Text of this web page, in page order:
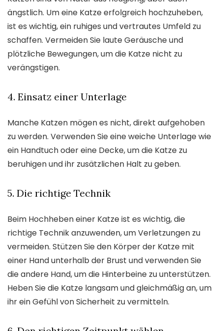
ängstlich. Um eine Katze erfolgreich hochzuheben,
ist es wichtig, ein ruhiges und vertrautes Umfeld zu
schaffen. Vermeiden Sie laute Geräusche und
plötzliche Bewegungen, um die Katze nicht zu
verängstigen.
4. Einsatz einer Unterlage
Manche Katzen mögen es nicht, direkt aufgehoben
zu werden. Verwenden Sie eine weiche Unterlage wie
ein Handtuch oder eine Decke, um die Katze zu
beruhigen und ihr zusätzlichen Halt zu geben.
5. Die richtige Technik
Beim Hochheben einer Katze ist es wichtig, die
richtige Technik anzuwenden, um Verletzungen zu
vermeiden. Stützen Sie den Körper der Katze mit
einer Hand unterhalb der Brust und verwenden Sie
die andere Hand, um die Hinterbeine zu unterstützen.
Heben Sie die Katze langsam und gleichmäßig an, um
ihr ein Gefühl von Sicherheit zu vermitteln.